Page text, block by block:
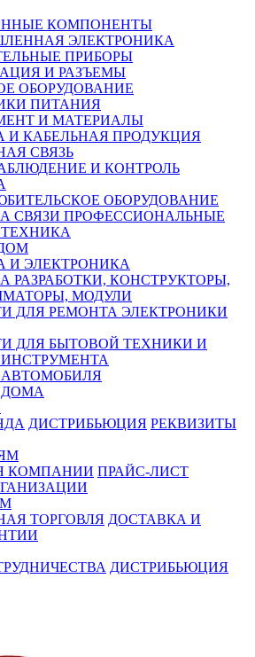
КОМПОНЕНТЫ
ЭЛЕКТРОНИКА
ПРИБОРЫ
И РАЗЪЕМЫ
ОБОРУДОВАНИЕ
ПИТАНИЯ
И МАТЕРИАЛЫ
И КАБЕЛЬНАЯ ПРОДУКЦИЯ
СВЯЗЬ
И КОНТРОЛЬ
ОБОРУДОВАНИЕ
СВЯЗИ ПРОФЕССИОНАЛЬНЫЕ
И ЭЛЕКТРОНИКА
РАЗРАБОТКИ, КОНСТРУКТОРЫ,
МОДУЛИ
ДЛЯ РЕМОНТА ЭЛЕКТРОНИКИ
ДЛЯ БЫТОВОЙ ТЕХНИКИ И
АВТОМОБИЛЯ
ДОМА
ДИСТРИБЬЮЦИЯ РЕКВИЗИТЫ
КОМПАНИИ ПРАЙС-ЛИСТ
ТОРГОВЛЯ ДОСТАВКА И
ДИСТРИБЬЮЦИЯ